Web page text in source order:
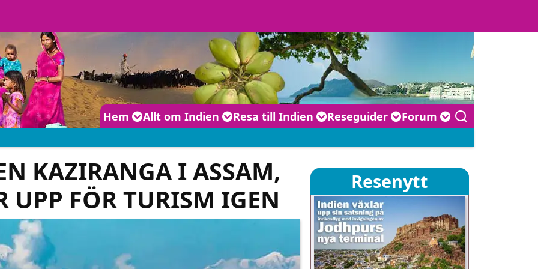
Huvudmeny
Hem Allt om Indien Resa till Indien Reseguider Forum
KAZIRANGA I ASSAM,
FÖR TURISM IGEN
Resenytt